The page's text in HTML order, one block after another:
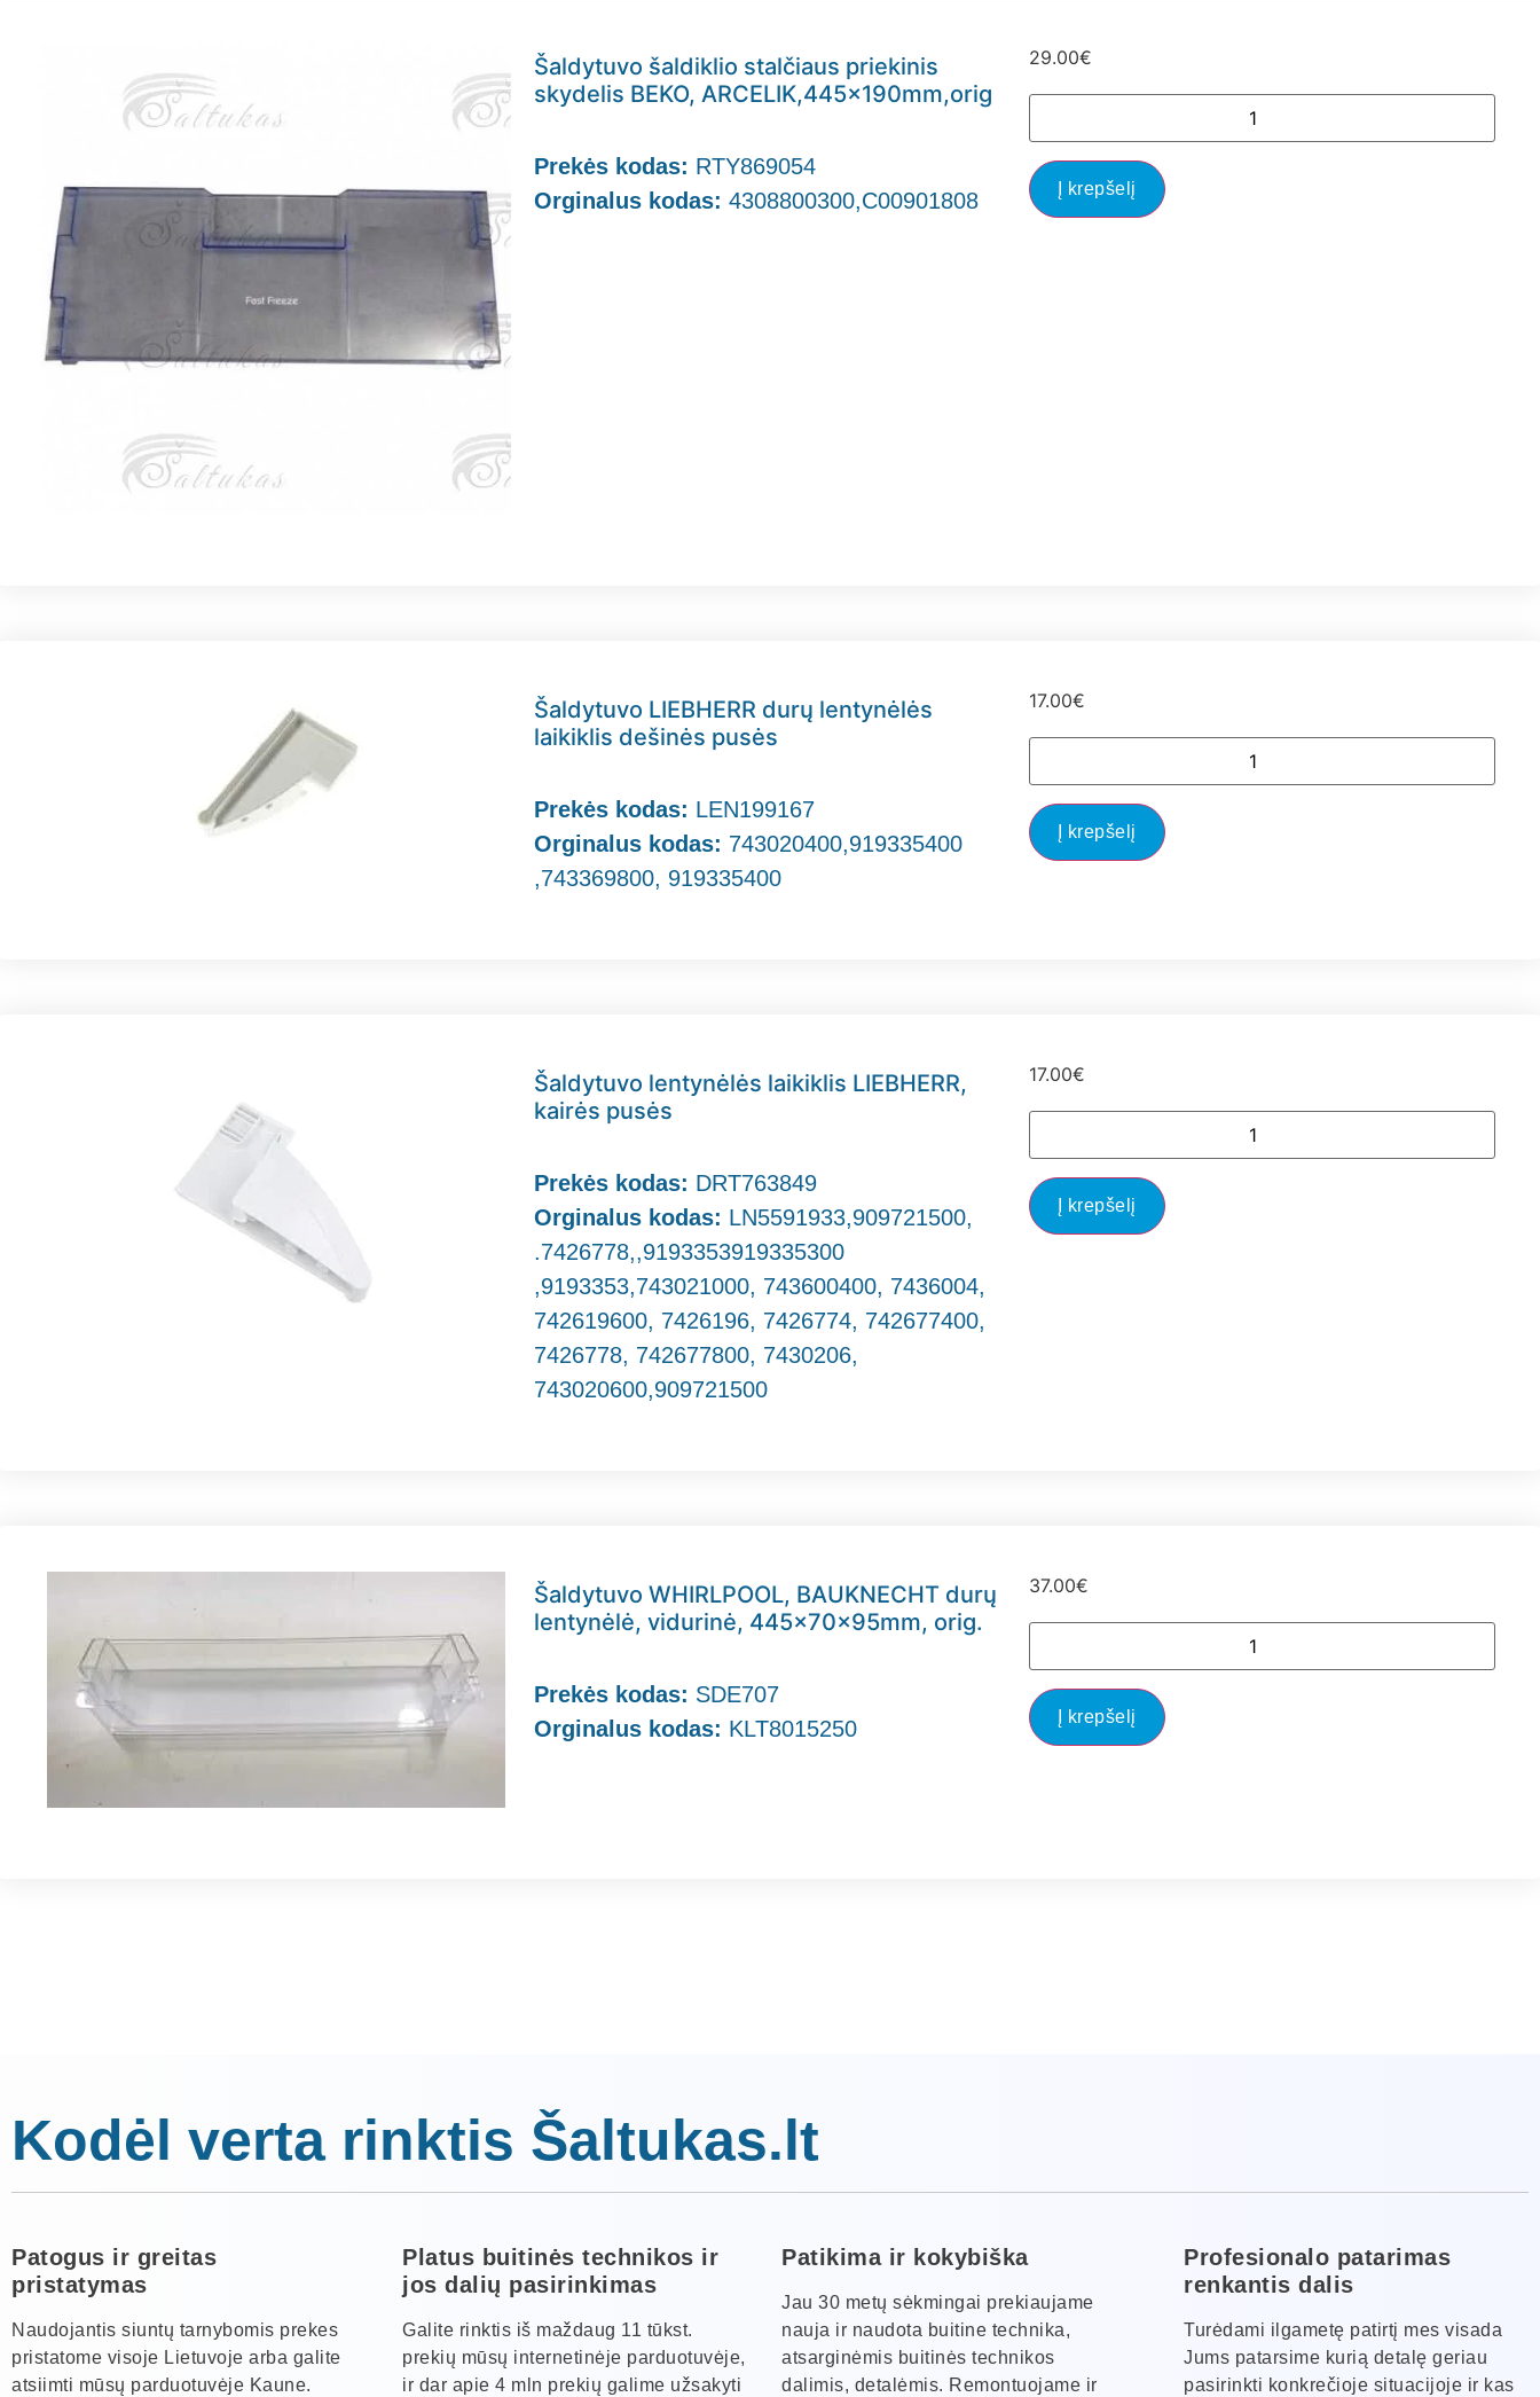
Šaldytuvo šaldiklio stalčiaus priekinis
skydelis BEKO, ARCELIK,445x190mm,orig
Prekės kodas: RTY869054
Orginalus kodas: 4308800300,C00901808
29.00€
Į krepšelį
Šaldytuvo LIEBHERR durų lentynėlės
laikiklis dešinės pusės
Prekės kodas: LEN199167
Orginalus kodas: 743020400,919335400
,743369800, 919335400
17.00€
Į krepšelį
Šaldytuvo lentynėlės laikiklis LIEBHERR,
kairės pusės
Prekės kodas: DRT763849
Orginalus kodas: LN5591933,909721500,
.7426778,,9193353919335300
,9193353,743021000, 743600400, 7436004,
742619600, 7426196, 7426774, 742677400,
7426778, 742677800, 7430206,
743020600,909721500
17.00€
Į krepšelį
Šaldytuvo WHIRLPOOL, BAUKNECHT durų
lentynėlė, vidurinė, 445x70x95mm, orig.
Prekės kodas: SDE707
Orginalus kodas: KLT8015250
37.00€
Į krepšelį
Kodėl verta rinktis Šaltukas.lt
Patogus ir greitas
pristatymas
Naudojantis siuntų tarnybomis prekes
pristatome visoje Lietuvoje arba galite
atsiimti mūsų parduotuvėje Kaune.
Platus buitinės technikos ir
jos dalių pasirinkimas
Galite rinktis iš maždaug 11 tūkst.
prekių mūsų internetinėje parduotuvėje,
ir dar apie 4 mln prekių galime užsakyti
Patikima ir kokybiška
Jau 30 metų sėkmingai prekiaujame
nauja ir naudota buitine technika,
atsarginėmis buitinės technikos
dalimis, detalėmis. Remontuojame ir
Profesionalo patarimas
renkantis dalis
Turėdami ilgametę patirtį mes visada
Jums patarsime kurią detalę geriau
pasirinkti konkrečioje situacijoje ir kas